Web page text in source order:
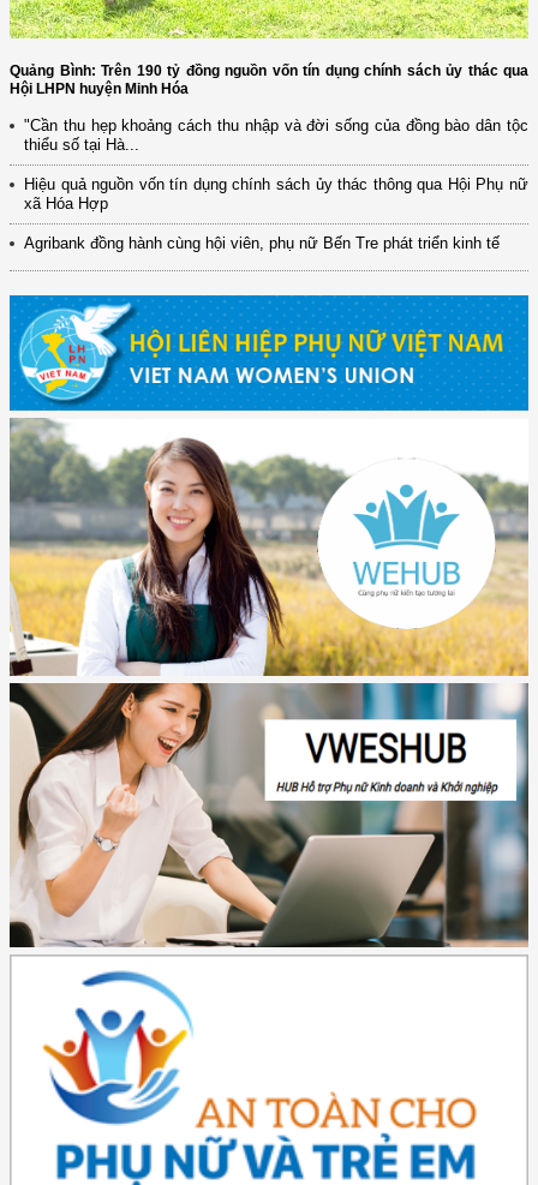
Quảng Bình: Trên 190 tỷ đồng nguồn vốn tín dụng chính sách ủy thác qua
Hội LHPN huyện Minh Hóa
"Cần thu hẹp khoảng cách thu nhập và đời sống của đồng bào dân tộc
thiểu số tại Hà...
Hiệu quả nguồn vốn tín dụng chính sách ủy thác thông qua Hội Phụ nữ
xã Hóa Hợp
Agribank đồng hành cùng hội viên, phụ nữ Bến Tre phát triển kinh tế